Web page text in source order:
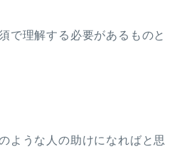
で理解する必要があるものと
ような人の助けになればと思